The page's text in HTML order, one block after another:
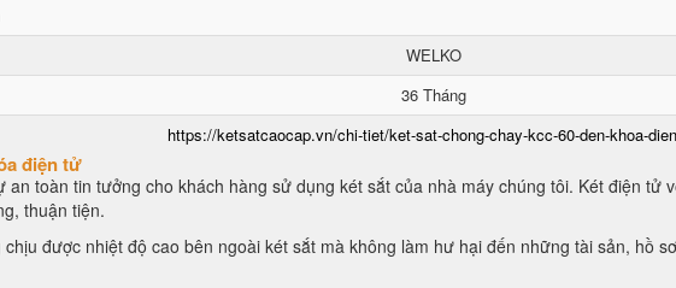
WELKO
36 Tháng
https://ketsatcaocap.vn/chi-tiet/ket-sat-chong-chay-kcc-60-den-khoa-
điện tử
an toàn tin tưởng cho khách hàng sử dụng két sắt của nhà máy chúng tôi. Két điện tử
thuận tiện.
được nhiệt độ cao bên ngoài két sắt mà không làm hư hại đến những tài sản, hồ